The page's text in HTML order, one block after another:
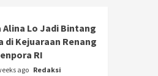
Alina Lo Jadi Bintang
di Kejuaraan Renang
RI
ago Redaksi